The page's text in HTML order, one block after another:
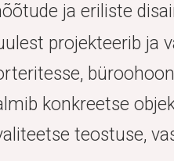
ja eriliste
projekteerib ja
konkreetse
teostuse,